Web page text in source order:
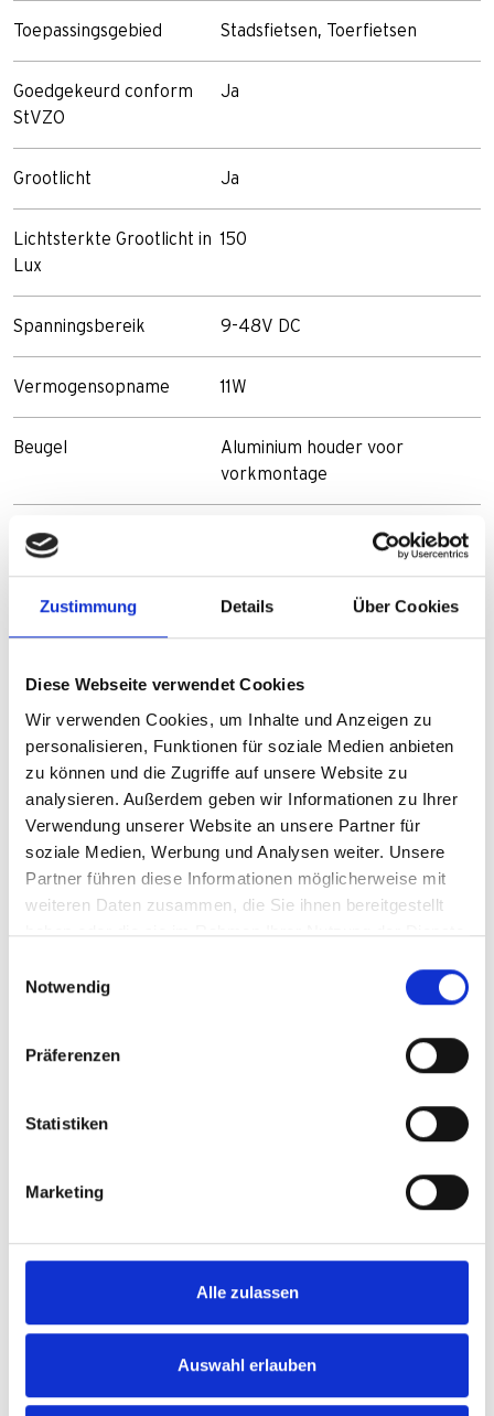
Zustimmung Details Über Cookies
Diese Webseite verwendet Cookies
Wir verwenden Cookies, um Inhalte und Anzeigen zu
personalisieren, Funktionen für soziale Medien anbieten
zu können und die Zugriffe auf unsere Website zu
analysieren. Außerdem geben wir Informationen zu Ihrer
Verwendung unserer Website an unsere Partner für
soziale Medien, Werbung und Analysen weiter. Unsere
Partner führen diese Informationen möglicherweise mit
weiteren Daten zusammen, die Sie ihnen bereitgestellt
haben oder die sie im Rahmen Ihrer Nutzung der Dienste
Notwendig
Präferenzen
Statistiken
Marketing
Alle zulassen
Auswahl erlauben
Toepassingsgebied Stadsfietsen, Toerfietsen
Goedgekeurd conform
StVZO
Ja
Grootlicht Ja
Lichtsterkte Grootlicht in
Lux
150
Spanningsbereik 9-48V DC
Vermogensopname 11W
Beugel
Aluminium houder voor
vorkmontage
Stuur montage
EAN 4006021013667
167HRU65-01